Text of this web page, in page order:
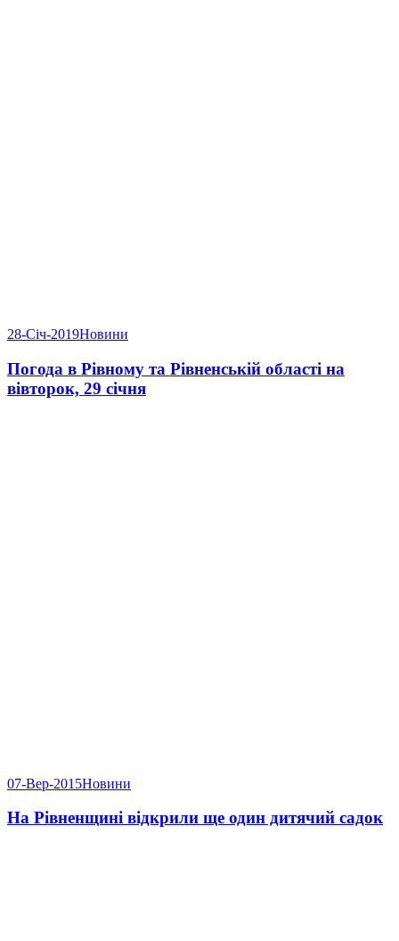
28-Січ-2019Новини
Погода в Рівному та Рівненській області на
вівторок, 29 січня
07-Вер-2015Новини
На Рівненщині відкрили ще один дитячий садок